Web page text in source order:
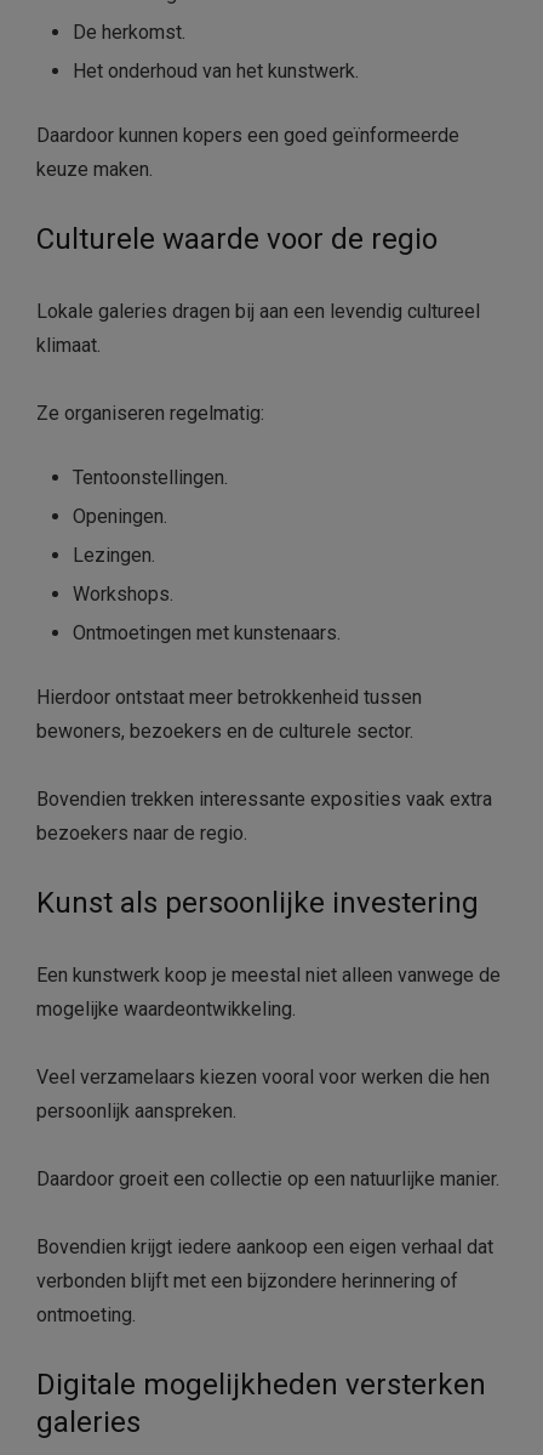
De herkomst.
Het onderhoud van het kunstwerk.
Daardoor kunnen kopers een goed geïnformeerde
keuze maken.
Culturele waarde voor de regio
Lokale galeries dragen bij aan een levendig cultureel
klimaat.
Ze organiseren regelmatig:
Tentoonstellingen.
Openingen.
Lezingen.
Workshops.
Ontmoetingen met kunstenaars.
Hierdoor ontstaat meer betrokkenheid tussen
bewoners, bezoekers en de culturele sector.
Bovendien trekken interessante exposities vaak extra
bezoekers naar de regio.
Kunst als persoonlijke investering
Een kunstwerk koop je meestal niet alleen vanwege de
mogelijke waardeontwikkeling.
Veel verzamelaars kiezen vooral voor werken die hen
persoonlijk aanspreken.
Daardoor groeit een collectie op een natuurlijke manier.
Bovendien krijgt iedere aankoop een eigen verhaal dat
verbonden blijft met een bijzondere herinnering of
ontmoeting.
Digitale mogelijkheden versterken
galeries